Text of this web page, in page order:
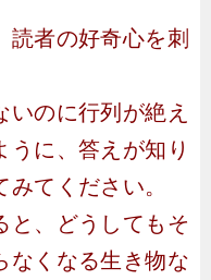
読者の好奇心を刺
いのに行列が絶え
うに、答えが知り
てください。
と、どうしてもそ
なくなる生き物な